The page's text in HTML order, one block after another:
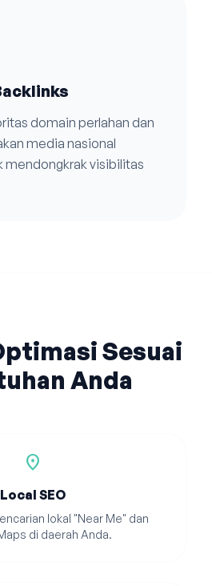
domain perlahan dan
media nasional
mendongkrak visibilitas
Sesuai
Anda
location_on
Local SEO
lokal "Near Me" dan
di daerah Anda.